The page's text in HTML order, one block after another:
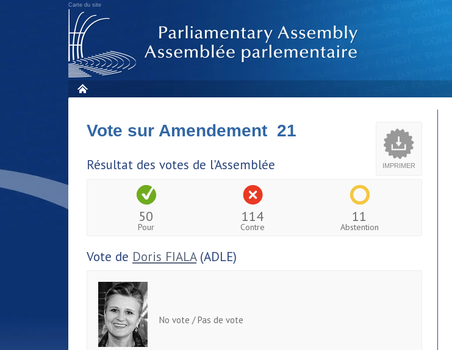
Carte du site
IMPRIMER
Vote sur Amendement 21
Résultat des votes de l'Assemblée
50
Pour
114
Contre
11
Abstention
Vote de Doris FIALA(ADLE)
No vote / Pas de vote